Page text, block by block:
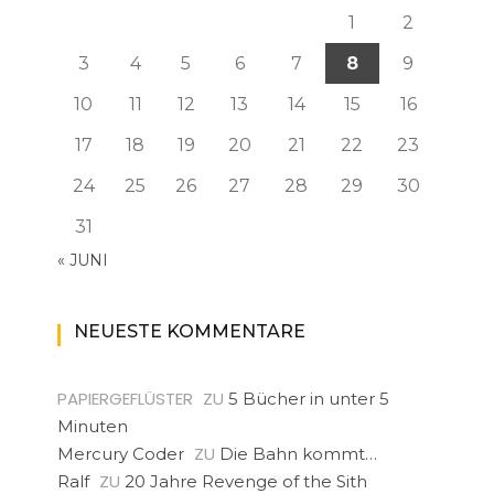
1
2
3
4 5 6 7 8
9
10
11 12 13 14 15
16
17
18 19 20 21 22
23
24
25 26 27 28 29
30
31
« JUNI
NEUESTE KOMMENTARE
PAPIERGEFLÜSTER ZU 5 Bücher in unter 5
Minuten
Mercury Coder ZU Die Bahn kommt…
Ralf ZU 20 Jahre Revenge of the Sith